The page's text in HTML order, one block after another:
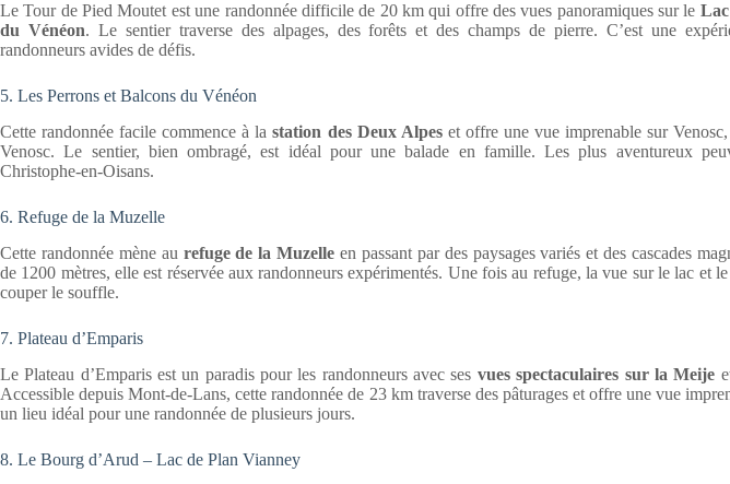
Le Tour de Pied Moutet est une randonnée difficile de 20 km qui offre des vues panoramiques sur le
du Vénéon. Le sentier traverse des alpages, des forêts et des champs de pierre. C’est une
randonneurs avides de défis.
5. Les Perrons et Balcons du Vénéon
Cette randonnée facile commence à lastation des Deux Alpeset offre une vue imprenable sur
Venosc. Le sentier, bien ombragé, est idéal pour une balade en famille. Les plus aventureux
Christophe-en-Oisans.
6. Refuge de la Muzelle
Cette randonnée mène au refuge de la Muzelle en passant par des paysages variés et des cascades
de 1200 mètres, elle est réservée aux randonneurs expérimentés. Une fois au refuge, la vue sur le lac et
couper le souffle.
7. Plateau d’Emparis
Le Plateau d’Emparis est un paradis pour les randonneurs avec ses vues spectaculaires sur la Meije
Accessible depuis Mont-de-Lans, cette randonnée de 23 km traverse des pâturages et offre une vue
un lieu idéal pour une randonnée de plusieurs jours.
8. Le Bourg d’Arud – Lac de Plan Vianney